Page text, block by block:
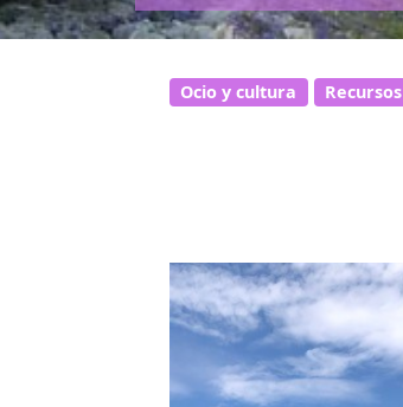
Ocio y cultura Recursos